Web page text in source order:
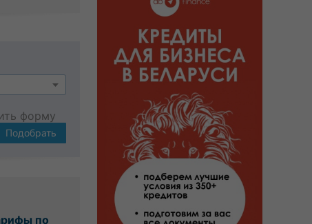
форму
Подобрать
по